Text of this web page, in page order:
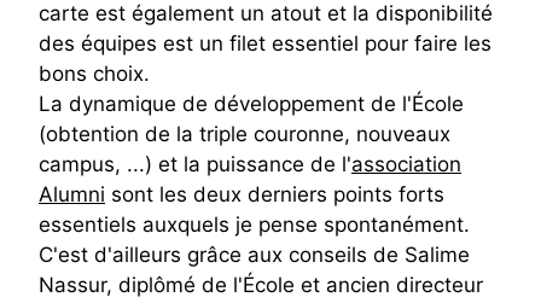
carte est également un atout et la disponibilité
des équipes est un filet essentiel pour faire les
bons choix.
La dynamique de développement de l'École
(obtention de la triple couronne, nouveaux
campus, ...) et la puissance de l'association
Alumni sont les deux derniers points forts
essentiels auxquels je pense spontanément.
C'est d'ailleurs grâce aux conseils de Salime
Nassur, diplômé de l'École et ancien directeur